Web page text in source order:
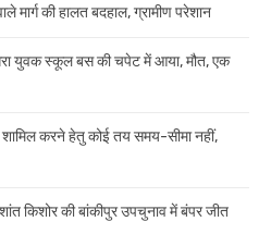
मार्ग की हालत बदहाल, ग्रामीण परेशान
युवक स्कूल बस की चपेट में आया, मौत, एक
करने हेतु कोई तय समय-सीमा नहीं,
किशोर की बांकीपुर उपचुनाव में बंपर जीत